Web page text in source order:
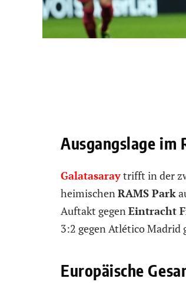
Ausgangslage im
Galatasaraytrifft in der
heimischenRAMS Park
Auftakt gegenEintracht
3:2 gegen Atlético Madrid
Europäische